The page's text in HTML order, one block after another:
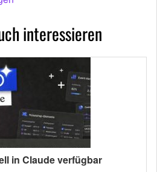
interessieren
in Claude verfügbar